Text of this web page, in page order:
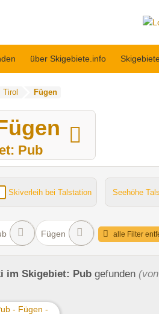
über Skigebiete.info
Tirol Fügen
Pub
Skiverleih bei Talstation Seehöhe
Funpark Après Ski im
Pub Fügen alle Filter
im Skigebiet: Pub gefunden (von